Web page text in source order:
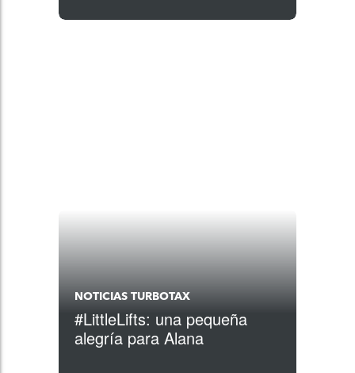
NOTICIAS TURBOTAX
#LittleLifts: una pequeña
alegría para Alana